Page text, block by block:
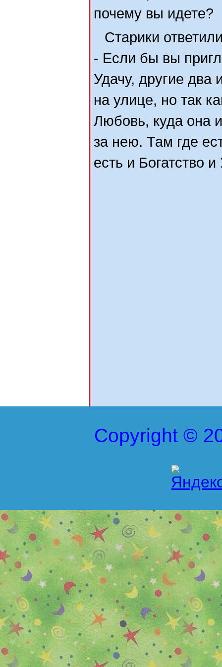
почему вы идете?
Старики
- Если бы вы
Удачу, другие два
на улице, но так
Любовь, куда она
за нею. Там где
есть и Богатство и
Copyright ©